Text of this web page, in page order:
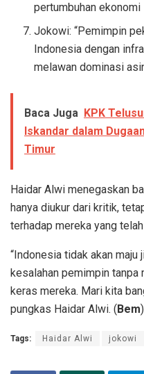
pertumbuhan ekonomi
Jokowi: “Pemimpin
Indonesia dengan
melawan dominasi
Baca Juga KPK
Iskandar dalam
Timur
Haidar Alwi menegaskan
hanya diukur dari kritik,
terhadap mereka yang
“Indonesia tidak akan
kesalahan pemimpin tanpa
keras mereka. Mari kita
pungkas Haidar Alwi. (Bem
Tags: Haidar Alwi jokowi